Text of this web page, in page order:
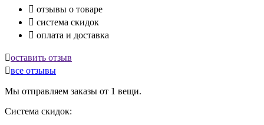
 отзывы о товаре
 система скидок
 оплата и доставка
оставить отзыв
все отзывы
Мы отправляем заказы от 1 вещи.
Система скидок: